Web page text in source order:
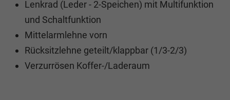
Lenkrad (Leder - 2-Speichen) mit Multifunktion
und Schaltfunktion
Mittelarmlehne vorn
Rücksitzlehne geteilt/klappbar (1/3-2/3)
Verzurrösen Koffer-/Laderaum